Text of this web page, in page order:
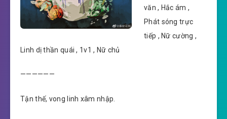
văn , Hắc ám ,
Phát sóng trực
tiếp , Nữ cường ,
Linh dị thần quái , 1v1 , Nữ chủ
——————
Tận thế, vong linh xâm nhập.